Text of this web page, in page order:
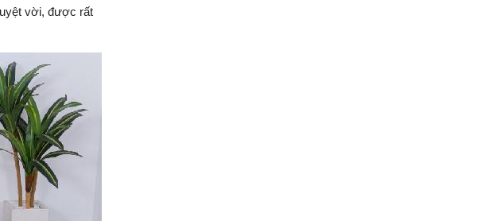
vời, được rất